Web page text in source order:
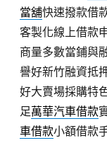
當舖快速撥款借
客製化線上借款
商量多數當鋪與
譽好新竹融資抵
好大賣場採購特
足萬華汽車借款
車借款小額借款